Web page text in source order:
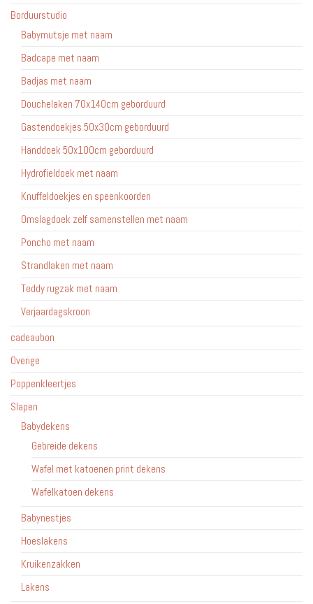
Borduurstudio
Babymutsje met naam
Badcape met naam
Badjas met naam
Douchelaken 70x140cm geborduurd
Gastendoekjes 50x30cm geborduurd
Handdoek 50x100cm geborduurd
Hydrofieldoek met naam
Knuffeldoekjes en speenkoorden
Omslagdoek zelf samenstellen met naam
Poncho met naam
Strandlaken met naam
Teddy rugzak met naam
Verjaardagskroon
cadeaubon
Overige
Poppenkleertjes
Slapen
Babydekens
Gebreide dekens
Wafel met katoenen print dekens
Wafelkatoen dekens
Babynestjes
Hoeslakens
Kruikenzakken
Lakens